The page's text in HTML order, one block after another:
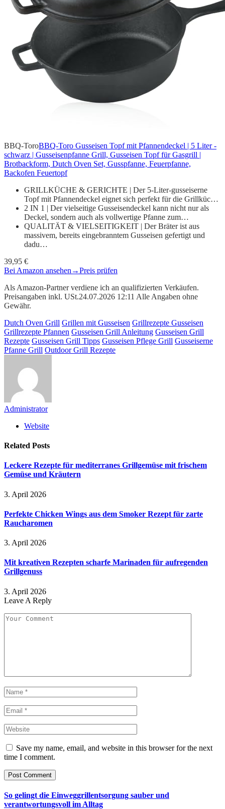
BBQ-ToroBBQ-Toro Gusseisen Topf mit Pfannendeckel | 5 Liter -
schwarz | Gusseisenpfanne Grill, Gusseisen Topf für Gasgrill |
Brotbackform, Dutch Oven Set, Gusspfanne, Feuerpfanne,
Backofen Feuertopf
GRILLKÜCHE & GERICHTE | Der 5-Liter-gusseiserne
Topf mit Pfannendeckel eignet sich perfekt für die Grillküc…
2 IN 1 | Der vielseitige Gusseisendeckel kann nicht nur als
Deckel, sondern auch als vollwertige Pfanne zum…
QUALITÄT & VIELSEITIGKEIT | Der Bräter ist aus
massivem, bereits eingebranntem Gusseisen gefertigt und
dadu…
39,95 €
Bei Amazon ansehen →Preis prüfen
Als Amazon-Partner verdiene ich an qualifizierten Verkäufen.
Preisangaben inkl. USt.24.07.2026 12:11 Alle Angaben ohne
Gewähr.
Dutch Oven Grill Grillen mit Gusseisen Grillrezepte Gusseisen
Grillrezepte Pfannen Gusseisen Grill Anleitung Gusseisen Grill
Rezepte Gusseisen Grill Tipps Gusseisen Pflege Grill Gusseiserne
Pfanne Grill Outdoor Grill Rezepte
Administrator
Website
Related Posts
Leckere Rezepte für mediterranes Grillgemüse mit frischem
Gemüse und Kräutern
3. April 2026
Perfekte Chicken Wings aus dem Smoker Rezept für zarte
Raucharomen
3. April 2026
Mit kreativen Rezepten scharfe Marinaden für aufregenden
Grillgenuss
3. April 2026
Leave A Reply
Save my name, email, and website in this browser for the next
time I comment.
So gelingt die Einweggrillentsorgung sauber und
verantwortungsvoll im Alltag